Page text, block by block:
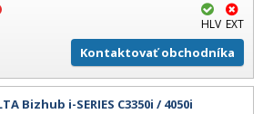
HLV EXT
Kontaktovať obchodníka
Bizhub i-SERIES C3350i / 4050i